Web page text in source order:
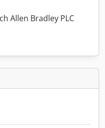
Allen Bradley PLC